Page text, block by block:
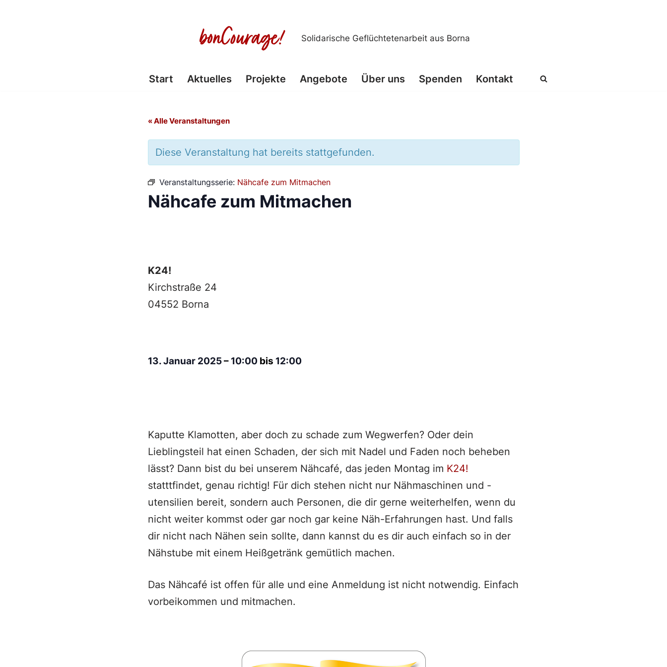
Solidarische Geflüchtetenarbeit aus Borna
Start Aktuelles Projekte Angebote Über uns Spenden Kontakt
« Alle Veranstaltungen
Diese Veranstaltung hat bereits stattgefunden.
Veranstaltungsserie: Nähcafe zum Mitmachen
Nähcafe zum Mitmachen
K24!
Kirchstraße 24
04552 Borna
13. Januar 2025– 10:00 bis 12:00
Kaputte Klamotten, aber doch zu schade zum Wegwerfen? Oder dein
Lieblingsteil hat einen Schaden, der sich mit Nadel und Faden noch beheben
lässt? Dann bist du bei unserem Nähcafé, das jeden Montag im K24!
statttfindet, genau richtig! Für dich stehen nicht nur Nähmaschinen und -
utensilien bereit, sondern auch Personen, die dir gerne weiterhelfen, wenn du
nicht weiter kommst oder gar noch gar keine Näh-Erfahrungen hast. Und falls
dir nicht nach Nähen sein sollte, dann kannst du es dir auch einfach so in der
Nähstube mit einem Heißgetränk gemütlich machen.
Das Nähcafé ist offen für alle und eine Anmeldung ist nicht notwendig. Einfach
vorbeikommen und mitmachen.